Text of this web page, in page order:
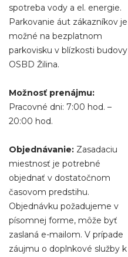
spotreba vody a el. energie.
Parkovanie áut zákazníkov je
možné na bezplatnom
parkovisku v blízkosti budovy
OSBD Žilina.
Možnosť prenájmu:
Pracovné dni: 7:00 hod. –
20:00 hod.
Objednávanie: Zasadaciu
miestnosť je potrebné
objednať v dostatočnom
časovom predstihu.
Objednávku požadujeme v
písomnej forme, môže byť
zaslaná e-mailom. V prípade
záujmu o doplnkové služby k